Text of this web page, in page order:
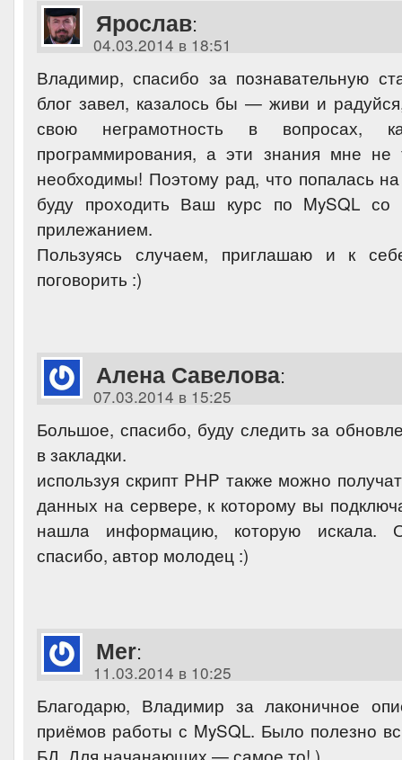
Ярослав:
04.03.2014 в 18:51
Владимир, спасибо за познавательную
блог завел, казалось бы — живи и
свою неграмотность в вопросах,
программирования, а эти знания мне
необходимы! Поэтому рад, что попалась на
буду проходить Ваш курс по MySQL
прилежанием.
Пользуясь случаем, приглашаю и к
поговорить :)
Алена Савелова:
07.03.2014 в 15:25
Большое, спасибо, буду следить за
в закладки.
используя скрипт PHP также можно
данных на сервере, к которому вы
нашлa информацию, которую искалa.
спасибо, автор молодец :)
Mer:
11.03.2014 в 10:25
Благодарю, Владимир за лаконичное
приёмов работы с MySQL. Было полезно
БД. Для начанающих — самое то! )